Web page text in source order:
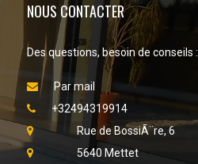
NOUS CONTACTER
Des questions, besoin de conseils :
Par mail
+32494319914
Rue de BossiÃ¨re, 6
5640 Mettet